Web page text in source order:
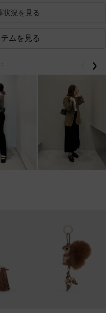
状況を見る
ムを見る
戻る